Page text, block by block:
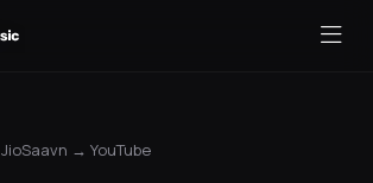
JioSaavn → YouTube